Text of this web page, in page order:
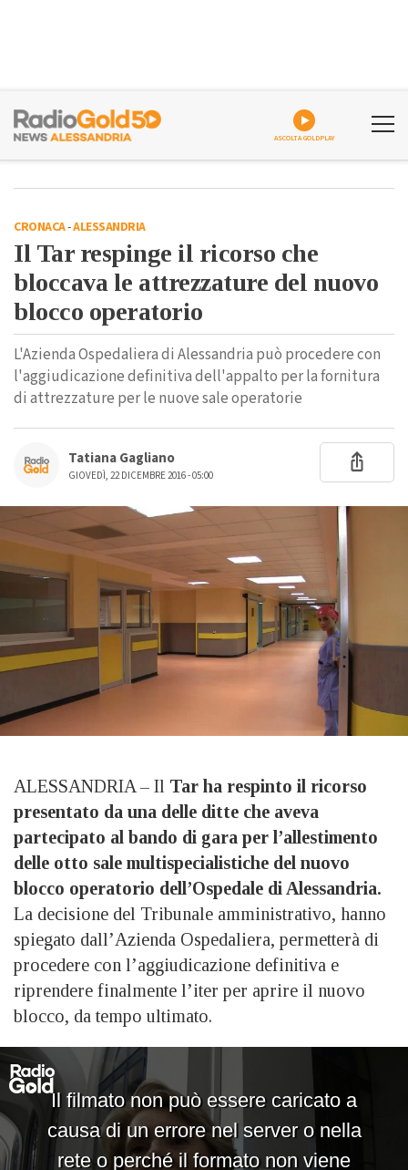
ASCOLTA GOLDPLAY
CRONACA-ALESSANDRIA
Il Tar respinge il ricorso che
bloccava le attrezzature del nuovo
blocco operatorio
L'Azienda Ospedaliera di Alessandria può procedere con
l'aggiudicazione definitiva dell'appalto per la fornitura
di attrezzature per le nuove sale operatorie
Tatiana Gagliano
GIOVEDÌ, 22 DICEMBRE 2016 - 05:00
ALESSANDRIA – Il Tar ha respinto il ricorso
presentato da una delle ditte che aveva
partecipato al bando di gara per l’allestimento
delle otto sale multispecialistiche del nuovo
blocco operatorio dell’Ospedale di Alessandria.
La decisione del Tribunale amministrativo, hanno
spiegato dall’Azienda Ospedaliera, permetterà di
procedere con l’aggiudicazione definitiva e
riprendere finalmente l’iter per aprire il nuovo
blocco, da tempo ultimato.